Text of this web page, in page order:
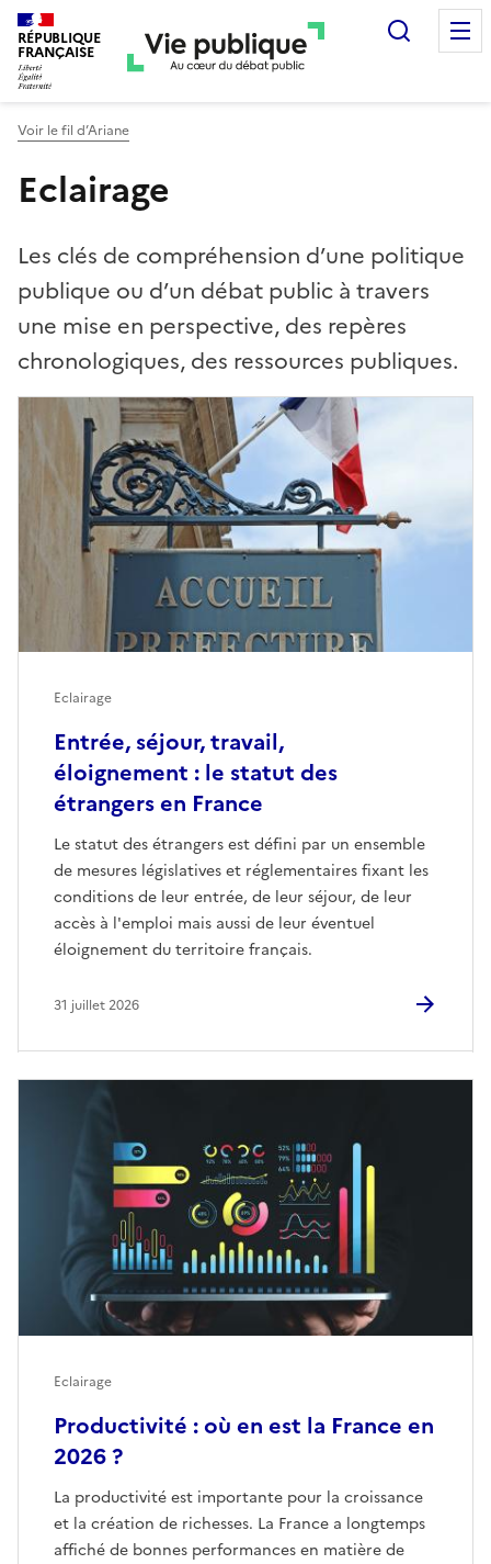
RÉPUBLIQUE
FRANÇAISE
Voir le fil d’Ariane
Eclairage
Les clés de compréhension d’une politique
publique ou d’un débat public à travers
une mise en perspective, des repères
chronologiques, des ressources publiques.
Entrée, séjour, travail,
éloignement : le statut des
étrangers en France
Le statut des étrangers est défini par un ensemble
de mesures législatives et réglementaires fixant les
conditions de leur entrée, de leur séjour, de leur
accès à l'emploi mais aussi de leur éventuel
éloignement du territoire français.
Eclairage
31 juillet 2026
Productivité : où en est la France en
2026 ?
La productivité est importante pour la croissance
et la création de richesses. La France a longtemps
affiché de bonnes performances en matière de
Eclairage